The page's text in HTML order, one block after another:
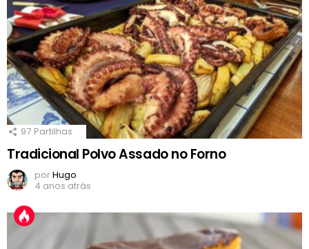
97 Partilhas
Tradicional Polvo Assado no Forno
porHugo
4 anos atrás